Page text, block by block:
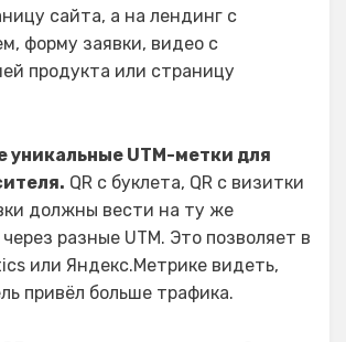
сайта, а на лендинг с
форму заявки, видео с
продукта или страницу
уникальные UTM-метки для
QR с буклета, QR с визитки
должны вести на ту же
разные UTM. Это позволяет в
или Яндекс.Метрике видеть,
привёл больше трафика.